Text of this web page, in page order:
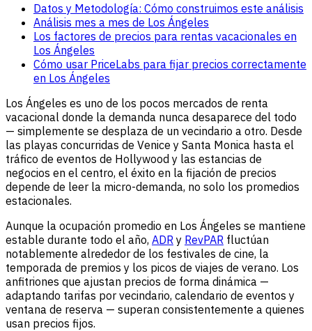
Datos y Metodología: Cómo construimos este análisis
Análisis mes a mes de Los Ángeles
Los factores de precios para rentas vacacionales en
Los Ángeles
Cómo usar PriceLabs para fijar precios correctamente
en Los Ángeles
Los Ángeles es uno de los pocos mercados de renta
vacacional donde la demanda nunca desaparece del todo
— simplemente se desplaza de un vecindario a otro. Desde
las playas concurridas de Venice y Santa Monica hasta el
tráfico de eventos de Hollywood y las estancias de
negocios en el centro, el éxito en la fijación de precios
depende de leer la micro-demanda, no solo los promedios
estacionales.
Aunque la ocupación promedio en Los Ángeles se mantiene
estable durante todo el año, ADR y RevPAR fluctúan
notablemente alrededor de los festivales de cine, la
temporada de premios y los picos de viajes de verano. Los
anfitriones que ajustan precios de forma dinámica —
adaptando tarifas por vecindario, calendario de eventos y
ventana de reserva — superan consistentemente a quienes
usan precios fijos.